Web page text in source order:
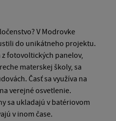
V Modrovke
do unikátneho projektu.
fotovoltických panelov,
materskej školy, sa
Časť sa využíva na
verejné osvetlenie.
sa ukladajú v batériovom
v inom čase.